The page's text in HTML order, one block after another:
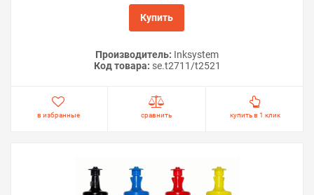
Купить
Производитель: Inksystem
Код товара: se.t2711/t2521
в избранные сравнить купить в 1 клик